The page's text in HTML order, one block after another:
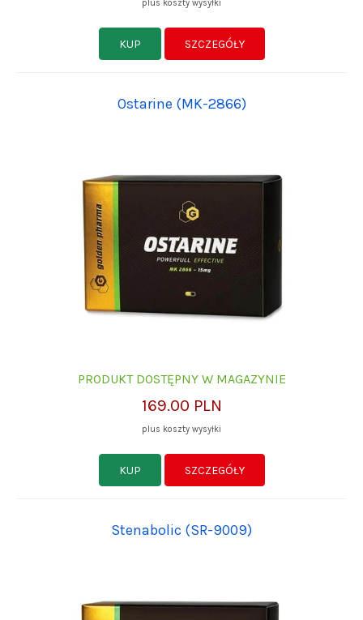
plus koszty wysyłki
KUP SZCZEGÓŁY
Ostarine (MK-2866)
PRODUKT DOSTĘPNY W MAGAZYNIE
169.00 PLN
plus koszty wysyłki
KUP SZCZEGÓŁY
Stenabolic (SR-9009)